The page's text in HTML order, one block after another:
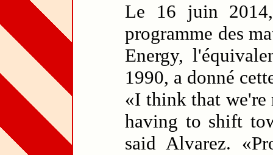
Le 16 juin
programme des
Energy,
1990, a donné
«I think that
having to shift
said Alvarez.